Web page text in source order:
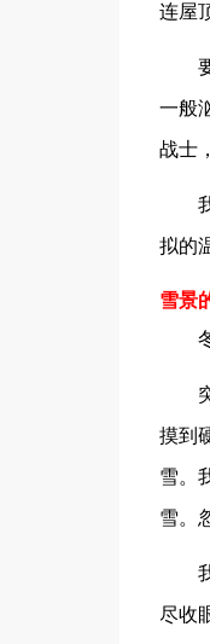
连屋
一般
战士
拟的
雪景
摸到
雪。
雪。
尽收